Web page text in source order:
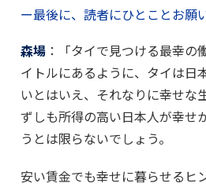
ー最後に、読者にひとことお願
森場 ：「タイで見つける最幸の
イトルにあるように、タイは日
いとはいえ、それなりに幸せな
ずしも所得の高い日本人が幸せ
うとは限らないでしょう。
安い賃金でも幸せに暮らせるヒ